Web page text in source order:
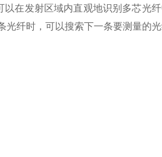
以在发射区域内直观地识别多芯光
纤时，可以搜索下一条要测量的光